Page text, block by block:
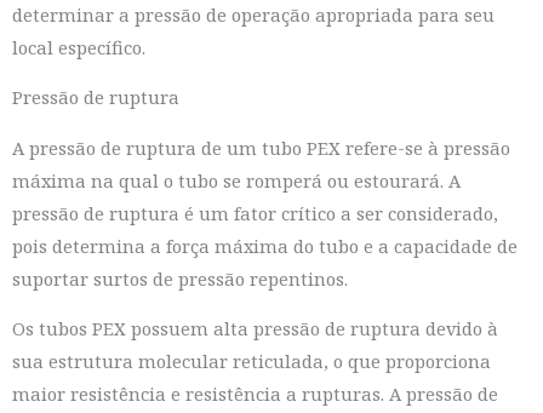
determinar a pressão de operação apropriada para seu
local específico.
Pressão de ruptura
A pressão de ruptura de um tubo PEX refere-se à pressão
máxima na qual o tubo se romperá ou estourará. A
pressão de ruptura é um fator crítico a ser considerado,
pois determina a força máxima do tubo e a capacidade de
suportar surtos de pressão repentinos.
Os tubos PEX possuem alta pressão de ruptura devido à
sua estrutura molecular reticulada, o que proporciona
maior resistência e resistência a rupturas. A pressão de